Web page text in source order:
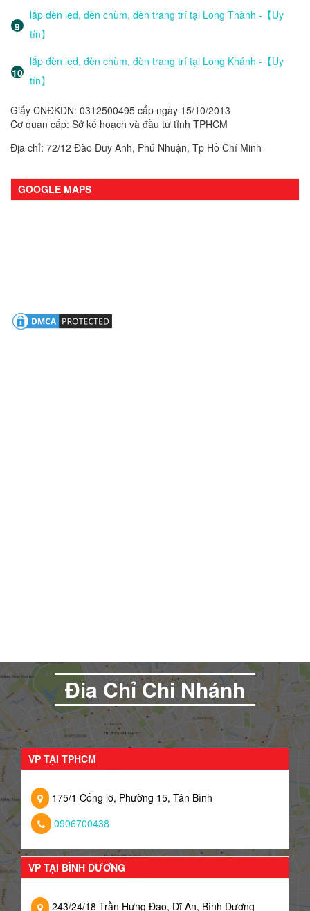
lắp đèn led, đèn chùm, đèn trang trí tại Long Thành -【Uy
tín】
lắp đèn led, đèn chùm, đèn trang trí tại Long Khánh -【Uy
tín】
Giấy CNĐKDN: 0312500495 cấp ngày 15/10/2013
Cơ quan cấp: Sở kế hoạch và đầu tư tỉnh TPHCM
Địa chỉ: 72/12 Đào Duy Anh, Phú Nhuận, Tp Hồ Chí Minh
GOOGLE MAPS
Đia Chỉ Chi Nhánh
VP TẠI TPHCM
175/1 Cống lỡ, Phường 15, Tân Bình
0906700438
VP TẠI BÌNH DƯƠNG
243/24/18 Trần Hưng Đạo, Dĩ An, Bình Dương